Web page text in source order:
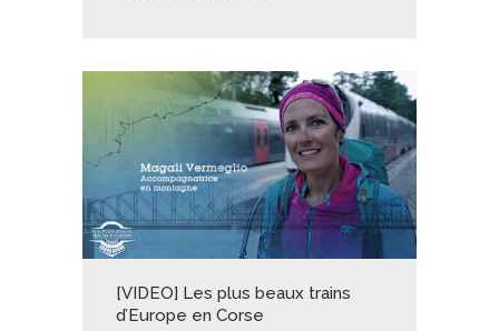
[VIDEO] Les plus beaux trains
d’Europe en Corse